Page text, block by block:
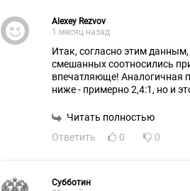
Alexey Rezvov
1 месяц назад
Итак, согласно этим
смешанных соотносились
впечатляюще! Аналогичная
ниже - примерно 2,4:1, но и
ниже, чем в смешанных
Читать полностью
Ответить
0 0
Субботин